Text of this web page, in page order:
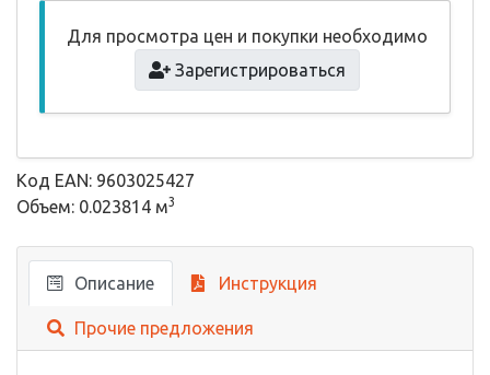
Для просмотра цен и покупки необходимо
Зарегистрироваться
Код EAN: 9603025427
Объем: 0.023814 м3
Описание Инструкция
Прочие предложения